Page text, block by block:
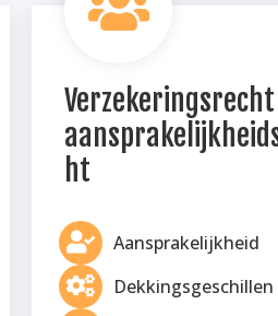
ht
Aansprakelijkheid
Dekkingsgeschillen